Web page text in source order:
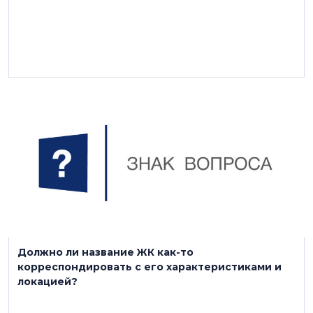
Должно ли название ЖК как-то
корреспондировать с его характеристиками и
локацией?